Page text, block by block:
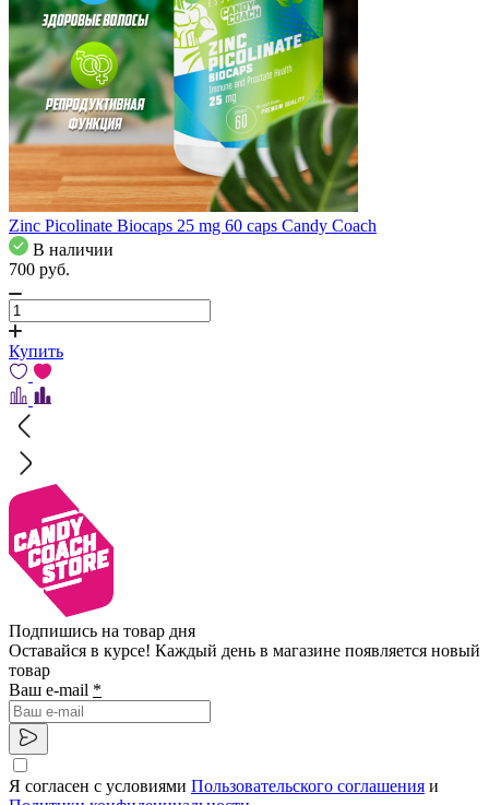
Zinc Picolinate Biocaps 25 mg 60 caps Candy Coach
В наличии
700 pуб.
Купить
Подпишись на товар дня
Оставайся в курсе! Каждый день в магазине появляется новый
товар
Ваш e-mail *
Я согласен с условиями Пользовательского соглашения и